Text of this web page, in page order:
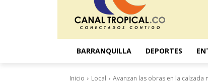
BARRANQUILLA DEPORTES
Inicio Local Avanzan las obras en la calzada